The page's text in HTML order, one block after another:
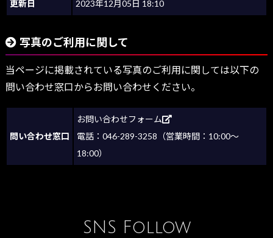
更新日 2023年12月05日 18:10
写真のご利用に関して
当ページに掲載されている写真のご利用に関しては以下の
問い合わせ窓口からお問い合わせください。
問い合わせ窓口
お問い合わせフォーム
電話：046-289-3258（営業時間：10:00～
18:00）
SNS Follow